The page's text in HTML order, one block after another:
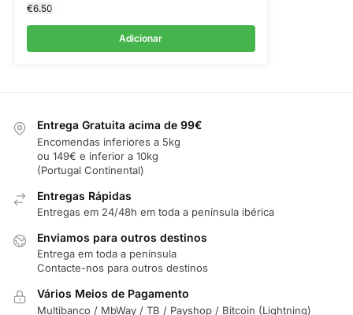
€6.50
Adicionar
Entrega Gratuita acima de 99€
Encomendas inferiores a 5kg
ou 149€ e inferior a 10kg
(Portugal Continental)
Entregas Rápidas
Entregas em 24/48h em toda a península ibérica
Enviamos para outros destinos
Entrega em toda a península
Contacte-nos para outros destinos
Vários Meios de Pagamento
Multibanco / MbWay / TB / Payshop / Bitcoin (Lightning)